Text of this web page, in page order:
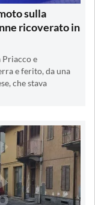
sulla
ricoverato in
Priacco e
e ferito, da una
che stava